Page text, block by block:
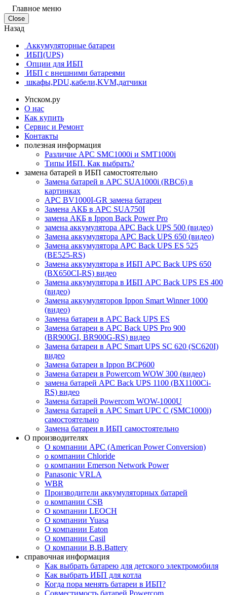
Главное меню
Close
Назад
Аккумуляторные батареи
ИБП(UPS)
Опции для ИБП
ИБП с внешними батареями
шкафы,PDU,кабели,KVM,датчики
Упском.ру
О нас
Как купить
Сервис и Ремонт
Контакты
полезная информация
Различие APC SMC1000i и SMT1000i
Типы ИБП. Как выбрать?
замена батарей в ИБП самостоятельно
Замена батарей в APC SUA1000i (RBC6) в
картинках
APC BV1000I-GR замена батареи
Замена АКБ в APC SUA750I
замена АКБ в Ippon Back Power Pro
замена аккумулятора APC Back UPS 500 (видео)
Замена аккумулятора APC Back UPS 650 (видео)
Замена аккумулятора APC Back UPS ES 525
(BE525-RS)
Замена аккумулятора в ИБП APC Back UPS 650
(BX650CI-RS) видео
Замена аккумулятора в ИБП APC Back UPS ES 400
(видео)
Замена аккумуляторов Ippon Smart Winner 1000
(видео)
Замена батареи в APC Back UPS ES
Замена батареи в APC Back UPS Pro 900
(BR900GI, BR900G-RS) видео
Замена батареи в APC Smart UPS SC 620 (SC620I)
видео
Замена батареи в Ippon BCP600
Замена батареи в Powercom WOW 300 (видео)
замена батарей APC Back UPS 1100 (BX1100Ci-
RS) видео
Замена батарей Powercom WOW-1000U
Замена батарей в APC Smart UPC С (SMC1000i)
самостоятельно
Замена батареи в ИБП самостоятельно
О производителях
О компании APC (American Power Conversion)
о компании Chloride
о компании Emerson Network Power
Panasonic VRLA
WBR
Производители аккумуляторных батарей
о компании CSB
О компании LEOCH
О компании Yuasa
О компании Eaton
О компании Casil
О компании B.B.Battery
справочная информация
Как выбрать батарею для детского электромобиля
Как выбрать ИБП для котла
Когда пора менять батареи в ИБП?
Совместимость батарей Powercom